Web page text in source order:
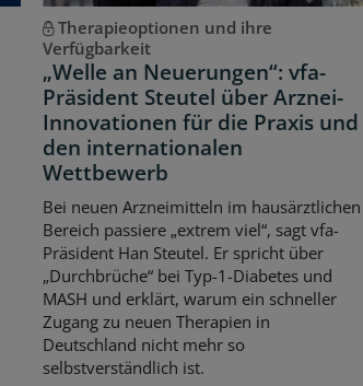
Therapieoptionen und ihre
Verfügbarkeit
„Welle an Neuerungen“: vfa-
Präsident Steutel über Arznei-
Innovationen für die Praxis und
den internationalen
Wettbewerb
Bei neuen Arzneimitteln im hausärztlichen
Bereich passiere „extrem viel“, sagt vfa-
Präsident Han Steutel. Er spricht über
„Durchbrüche“ bei Typ-1-Diabetes und
MASH und erklärt, warum ein schneller
Zugang zu neuen Therapien in
Deutschland nicht mehr so
selbstverständlich ist.